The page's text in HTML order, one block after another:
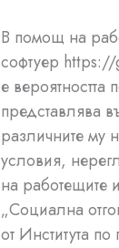
В помощ на
софтуер https://
е вероятността
представлява
различните му
условия,
на работещите
„Социална
от Института